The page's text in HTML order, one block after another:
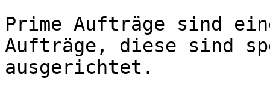
Prime Aufträge sind
Aufträge, diese sind
ausgerichtet.